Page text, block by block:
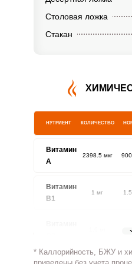
Столовая ложка
Стакан
НУТРИЕНТ КОЛИЧЕСТВО
Витамин
A
2398.5 мкг
Витамин
В1
1 мг
Витамин
* Каллорийность, БЖУ и